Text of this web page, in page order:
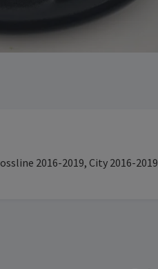
2016-2019, City 2016-2019